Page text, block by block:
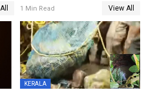
സെന്ററിലെ അധ്യാപകന്‍
മർദിച്ചതായി പരാതി
1 Min Read View All
KERALA